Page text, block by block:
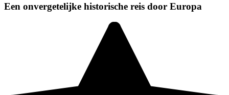
Een onvergetelijke historische reis door Europa